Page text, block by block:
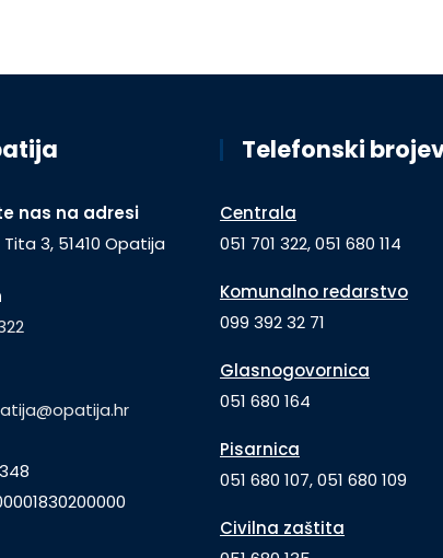
nas na adresi
3, 51410 Opatija
Telefonski
Centrala
051 701 322, 051 680 114
Komunalno redarstvo
099 392 32 71
Glasnogovornica
051 680 164
Pisarnica
051 680 107, 051 680 109
Civilna zaštita